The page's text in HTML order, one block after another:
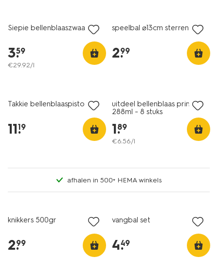
Siepie bellenblaaszwaard
3.
59
€29.92/l
speelbal ⌀13cm sterren
2.
99
Takkie bellenblaaspistool
11.
19
uitdeel bellenblaas prinses
288ml - 8 stuks
1.
89
€6.56/l
afhalen in 500+ HEMA winkels
knikkers 500gr
2.
99
vangbal set
4.
49